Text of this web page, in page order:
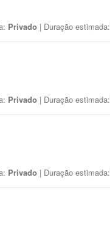
Privado | Duração estimada:
Privado | Duração estimada:
Privado | Duração estimada: